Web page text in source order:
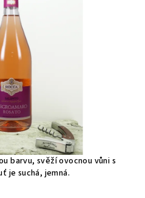
barvu, svěží ovocnou vůni s
je suchá, jemná.